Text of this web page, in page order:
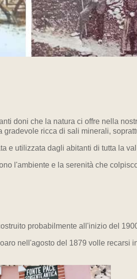
doni che la natura ci offre nella
ricca di sali minerali,
e utilizzata dagli abitanti di tutta la
l'ambiente e la serenità che
probabilmente all'inizio del
nell'agosto del 1879 volle recarsi